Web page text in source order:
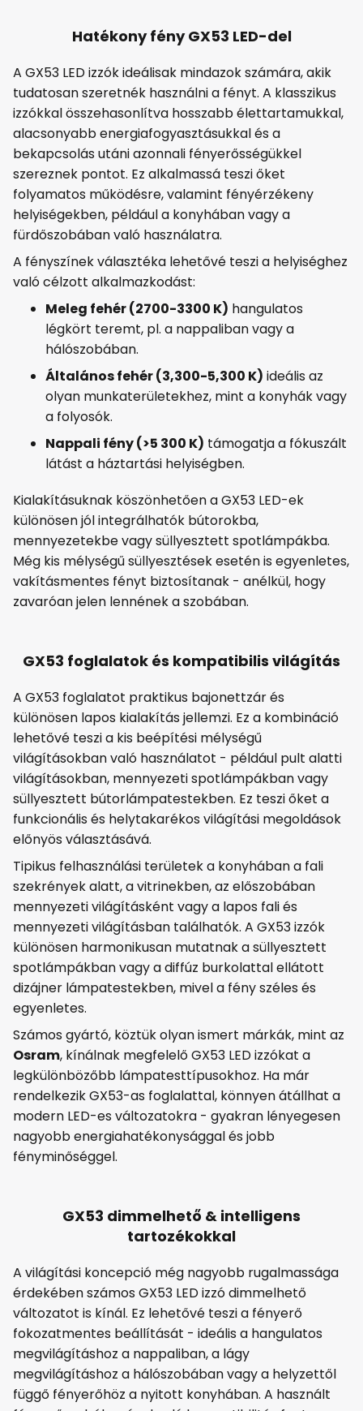
Hatékony fény GX53 LED-del
A GX53 LED izzók ideálisak mindazok számára, akik
tudatosan szeretnék használni a fényt. A klasszikus
izzókkal összehasonlítva hosszabb élettartamukkal,
alacsonyabb energiafogyasztásukkal és a
bekapcsolás utáni azonnali fényerősségükkel
szereznek pontot. Ez alkalmassá teszi őket
folyamatos működésre, valamint fényérzékeny
helyiségekben, például a konyhában vagy a
fürdőszobában való használatra.
A fényszínek választéka lehetővé teszi a helyiséghez
való célzott alkalmazkodást:
Meleg fehér (2700-3300 K) hangulatos
légkört teremt, pl. a nappaliban vagy a
hálószobában.
Általános fehér (3,300-5,300 K) ideális az
olyan munkaterületekhez, mint a konyhák vagy
a folyosók.
Nappali fény (>5 300 K) támogatja a fókuszált
látást a háztartási helyiségben.
Kialakításuknak köszönhetően a GX53 LED-ek
különösen jól integrálhatók bútorokba,
mennyezetekbe vagy süllyesztett spotlámpákba.
Még kis mélységű süllyesztések esetén is egyenletes,
vakításmentes fényt biztosítanak - anélkül, hogy
zavaróan jelen lennének a szobában.
GX53 foglalatok és kompatibilis világítás
A GX53 foglalatot praktikus bajonettzár és
különösen lapos kialakítás jellemzi. Ez a kombináció
lehetővé teszi a kis beépítési mélységű
világításokban való használatot - például pult alatti
világításokban, mennyezeti spotlámpákban vagy
süllyesztett bútorlámpatestekben. Ez teszi őket a
funkcionális és helytakarékos világítási megoldások
előnyös választásává.
Tipikus felhasználási területek a konyhában a fali
szekrények alatt, a vitrinekben, az előszobában
mennyezeti világításként vagy a lapos fali és
mennyezeti világításban találhatók. A GX53 izzók
különösen harmonikusan mutatnak a süllyesztett
spotlámpákban vagy a diffúz burkolattal ellátott
dizájner lámpatestekben, mivel a fény széles és
egyenletes.
Számos gyártó, köztük olyan ismert márkák, mint az
Osram, kínálnak megfelelő GX53 LED izzókat a
legkülönbözőbb lámpatesttípusokhoz. Ha már
rendelkezik GX53-as foglalattal, könnyen átállhat a
modern LED-es változatokra - gyakran lényegesen
nagyobb energiahatékonysággal és jobb
fényminőséggel.
GX53 dimmelhető & intelligens
tartozékokkal
A világítási koncepció még nagyobb rugalmassága
érdekében számos GX53 LED izzó dimmelhető
változatot is kínál. Ez lehetővé teszi a fényerő
fokozatmentes beállítását - ideális a hangulatos
megvilágításhoz a nappaliban, a lágy
megvilágításhoz a hálószobában vagy a helyzettől
függő fényerőhöz a nyitott konyhában. A használt